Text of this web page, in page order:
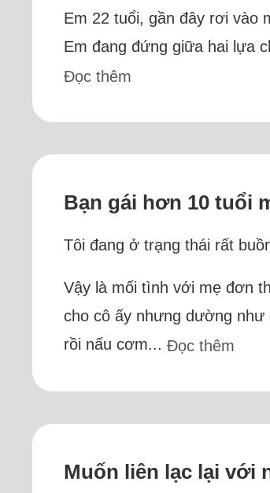
Em 22 tuổi, gần đây rơi vào
Em đang đứng giữa hai lựa
Đọc thêm
Bạn gái hơn 10 tuổi
Tôi đang ở trạng thái rất
Vậy là mối tình với mẹ đơn
cho cô ấy nhưng dường như
rồi nấu cơm...Đọc thêm
Muốn liên lạc lại với